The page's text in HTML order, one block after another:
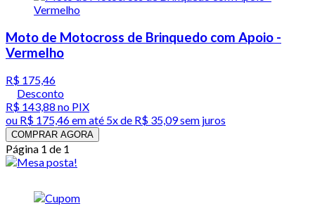
Moto de Motocross de Brinquedo com Apoio -
Vermelho
R$ 175,46
Desconto
R$ 143,88 no PIX
ou R$ 175,46em até 5x de R$ 35,09 sem juros
COMPRAR AGORA
Página 1 de 1